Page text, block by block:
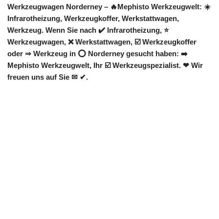
Werkzeugwagen Norderney – 🔥Mephisto Werkzeugwelt: ☀️
Infrarotheizung, Werkzeugkoffer, Werkstattwagen,
Werkzeug. Wenn Sie nach ✔️ Infrarotheizung, ⭐
Werkzeugwagen, ❌ Werkstattwagen, ☑️ Werkzeugkoffer
oder ⇒ Werkzeug in ⭕ Norderney gesucht haben: ➡️
Mephisto Werkzeugwelt, Ihr ☑️ Werkzeugspezialist. ❤ Wir
freuen uns auf Sie ✉ ✔.